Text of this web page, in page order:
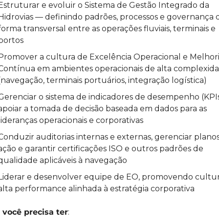
e evoluir o Sistema de Gestão Integrado da
— definindo padrões, processos e governança
transversal entre as operações fluviais, terminais e
a cultura de Excelência Operacional e
em ambientes operacionais de alta
terminais portuários, integração logística)
o sistema de indicadores de desempenho
a tomada de decisão baseada em dados para as
operacionais e corporativas
auditorias internas e externas, gerenciar
e garantir certificações ISO e outros padrões de
aplicáveis à navegação
e desenvolver equipe de EO, promovendo
performance alinhada à estratégia corporativa
você precisa ter: